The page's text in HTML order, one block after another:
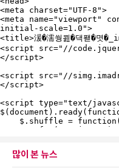
많이 본 뉴스